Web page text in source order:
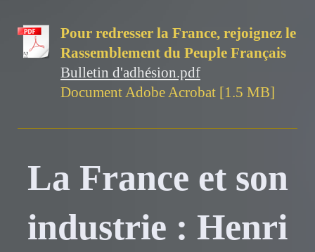
Pour redresser la France, rejoignez le
Rassemblement du Peuple Français
Bulletin d'adhésion.pdf
Document Adobe Acrobat [1.5 MB]
La France et son
industrie : Henri